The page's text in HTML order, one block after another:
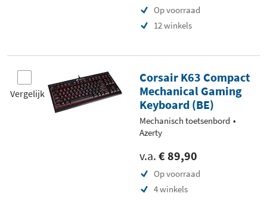
Op voorraad
12 winkels
Vergelijk
Corsair K63 Compact
Mechanical Gaming
Keyboard (BE)
Mechanisch toetsenbord
Azerty
v.a. € 89,90
Op voorraad
4 winkels